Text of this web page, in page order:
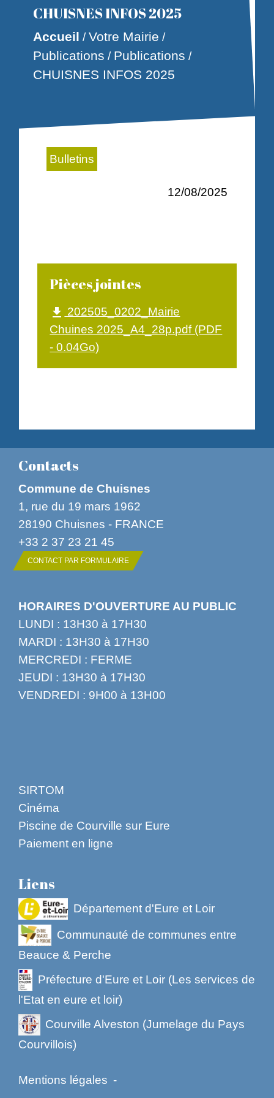
CHUISNES INFOS 2025
Accueil /Votre Mairie /
Publications / Publications /
CHUISNES INFOS 2025
Bulletins
12/08/2025
Pièces jointes
file_download 202505_0202_Mairie
Chuines 2025_A4_28p.pdf (PDF
- 0.04Go)
Contacts
Commune de Chuisnes
1, rue du 19 mars 1962
28190 Chuisnes - FRANCE
+33 2 37 23 21 45
CONTACT PAR FORMULAIRE
HORAIRES D'OUVERTURE AU PUBLIC
LUNDI : 13H30 à 17H30
MARDI : 13H30 à 17H30
MERCREDI : FERME
JEUDI : 13H30 à 17H30
VENDREDI : 9H00 à 13H00
SIRTOM
Cinéma
Piscine de Courville sur Eure
Paiement en ligne
Liens
Département d'Eure et Loir
Communauté de communes entre
Beauce & Perche
Préfecture d'Eure et Loir (Les services de
l'Etat en eure et loir)
Courville Alveston (Jumelage du Pays
Courvillois)
Mentions légales -